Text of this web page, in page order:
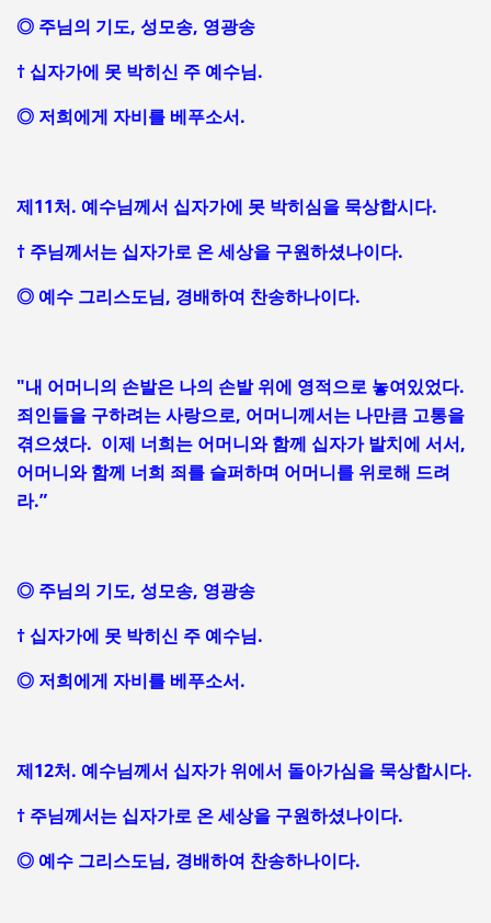
◎ 주님의 기도, 성모송, 영광송
† 십자가에 못 박히신 주 예수님.
◎ 저희에게 자비를 베푸소서.
제11처. 예수님께서 십자가에 못 박히심을 묵상합시다.
† 주님께서는 십자가로 온 세상을 구원하셨나이다.
◎ 예수 그리스도님, 경배하여 찬송하나이다.
"내 어머니의 손발은 나의 손발 위에 영적으로 놓여있었다.
죄인들을 구하려는 사랑으로, 어머니께서는 나만큼 고통을
겪으셨다. 이제 너희는 어머니와 함께 십자가 발치에 서서,
어머니와 함께 너희 죄를 슬퍼하며 어머니를 위로해 드려
라.”
◎ 주님의 기도, 성모송, 영광송
† 십자가에 못 박히신 주 예수님.
◎ 저희에게 자비를 베푸소서.
제12처. 예수님께서 십자가 위에서 돌아가심을 묵상합시다.
† 주님께서는 십자가로 온 세상을 구원하셨나이다.
◎ 예수 그리스도님, 경배하여 찬송하나이다.